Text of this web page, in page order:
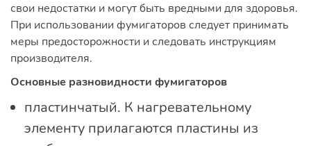
свои недостатки и могут быть вредными для здоровья.
При использовании фумигаторов следует принимать
меры предосторожности и следовать инструкциям
производителя.
Основные разновидности фумигаторов
пластинчатый. К нагревательному
элементу прилагаются пластины из